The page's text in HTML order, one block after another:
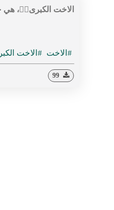
الاخت الكبرى🙋‍♀️،
#الاخت #الاخت